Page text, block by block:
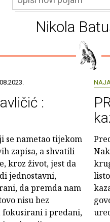
Nikola
:
se nametao tijekom
zapisa, a shvatili
kroz život, jest da
jednostavni,
da premda nam
nisu bez
fokusirani i predani,